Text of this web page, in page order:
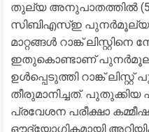
തുല്യ അനുപാതത്തിൽ
സിബിഎസ്ഇ
മാറ്റങ്ങൾ റാങ്ക് ലിസ്റ്റിനെ
ഇതുകൊണ്ടാണ്
ഉൾപ്പെടുത്തി റാങ്ക് ലിസ്റ്റ്
തീരുമാനിച്ചത്.
പ്രവേശന പരീക്ഷാ
ഔദ്യോഗികമായി